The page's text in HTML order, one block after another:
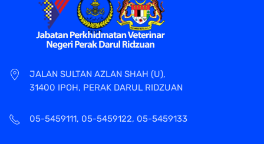
JALAN SULTAN AZLAN SHAH (U),
31400 IPOH, PERAK DARUL RIDZUAN
05-5459111, 05-5459122, 05-5459133